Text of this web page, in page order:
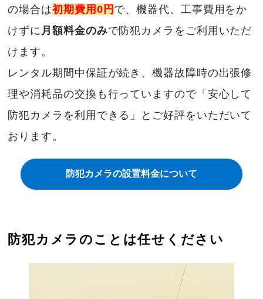
の場合は初期費用0円 で、機器代、工事費用をか
けずに 月額料金のみで防犯カメラをご利用いただ
けます。
レンタル期間中保証が続き、機器故障時の出張修
理や消耗品の交換も行っていますので「安心して
防犯カメラを利用できる」とご好評をいただいて
おります。
防犯カメラの設置料金について
防犯カメラのことは任せください